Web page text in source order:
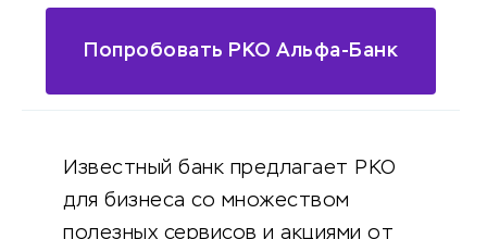
Попробовать РКО Альфа-Банк
Известный банк предлагает РКО
для бизнеса со множеством
полезных сервисов и акциями от